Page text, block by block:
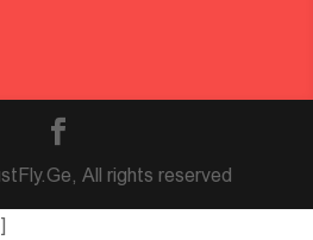
All rights reserved